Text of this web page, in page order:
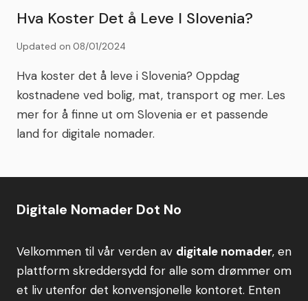
Hva Koster Det å Leve I Slovenia?
Updated on 08/01/2024
Hva koster det å leve i Slovenia? Oppdag
kostnadene ved bolig, mat, transport og mer. Les
mer for å finne ut om Slovenia er et passende
land for digitale nomader.
Digitale Nomader Dot No
Velkommen til vår verden av digitale nomader, en
plattform skreddersydd for alle som drømmer om
et liv utenfor det konvensjonelle kontoret. Enten